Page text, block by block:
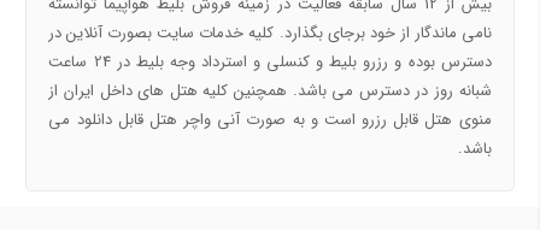
مجله خبری بلیط چارتر 3
بلیط هواپیما دقیقه 90 و چگونه خرید بلیط هواپیما دقیقه نود کیش و مشهد
نامی ماندگار از خود برجای بگذارد. کلیه خدمات سایت بصورت آنلاین در
دسترس بوده و رزرو بلیط و کنسلی و استرداد وجه بلیط در 24 ساعت
شبانه روز در دسترس می باشد. همچنین کلیه هتل های داخل ایران از
منوی هتل قابل رزرو است و به صورت آنی واچر هتل قابل دانلود می
باشد.